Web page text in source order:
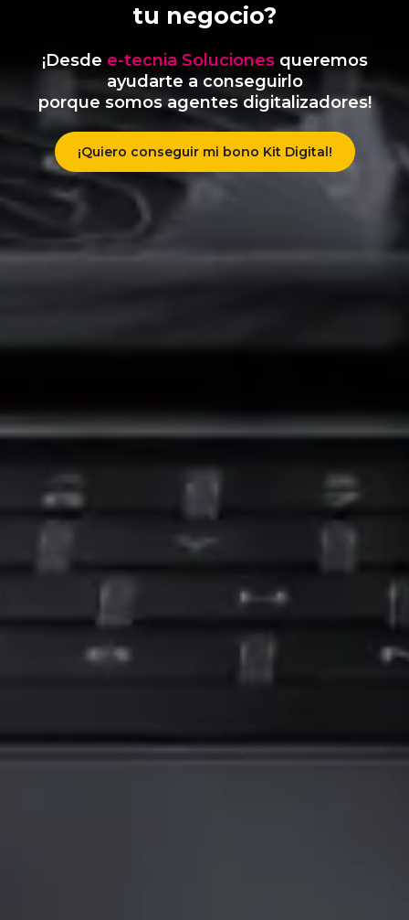
tu negocio?
¡Desde e-tecnia Solucionesqueremos
ayudarte a conseguirlo
porque somos agentes digitalizadores!
¡Quiero conseguir mi bono Kit Digital!